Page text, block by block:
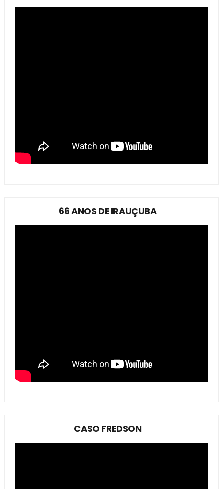
66 ANOS DE IRAUÇUBA
CASO FREDSON